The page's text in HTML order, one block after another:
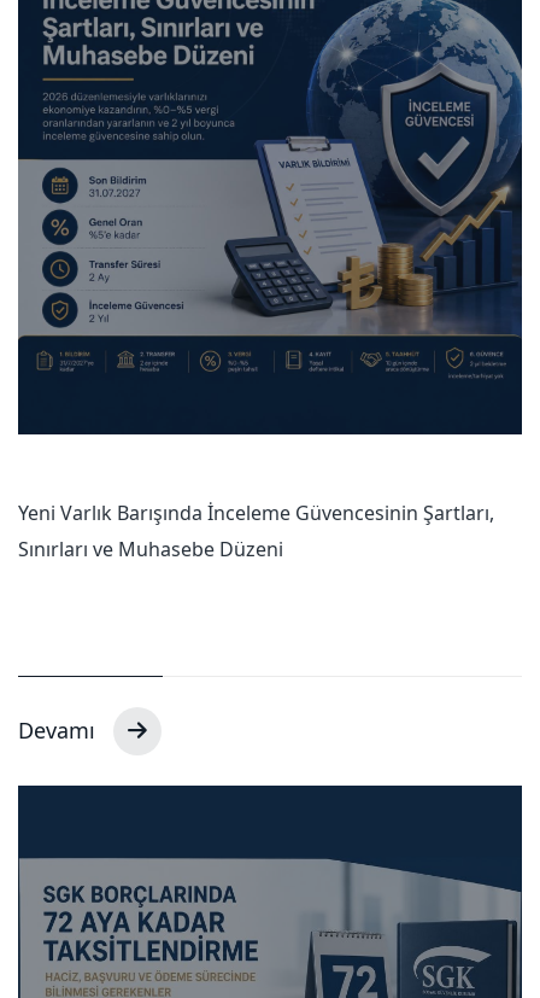
Yeni Varlık Barışında İnceleme Güvencesinin Şartları,
Sınırları ve Muhasebe Düzeni
Devamı